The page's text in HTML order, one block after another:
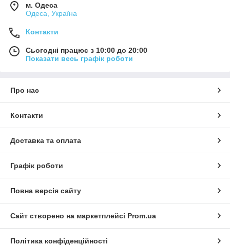
м. Одеса
Одеса, Україна
Контакти
Сьогодні працює з 10:00 до 20:00
Показати весь графік роботи
Про нас
Контакти
Доставка та оплата
Графік роботи
Повна версія сайту
Сайт створено на маркетплейсі Prom.ua
Політика конфіденційності